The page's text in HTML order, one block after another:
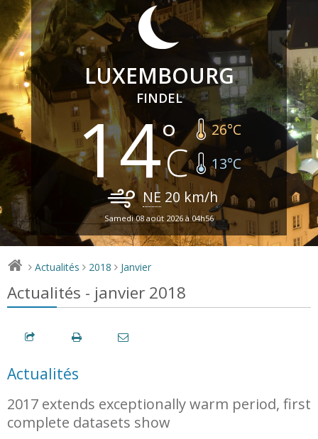
LUXEMBOURG
FINDEL
14 26°C
13°C
NE 20 km/h
Samedi 08 août 2026 à 04h56
> Actualités > 2018 > Janvier
Actualités - janvier 2018
Actualités
2017 extends exceptionally warm period, first
complete datasets show